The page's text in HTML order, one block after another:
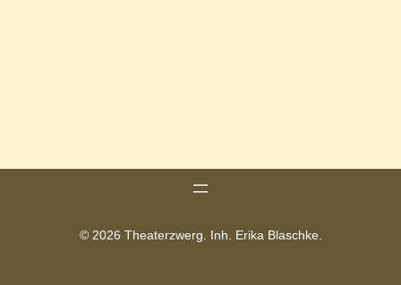
© 2026 Theaterzwerg. Inh. Erika Blaschke.